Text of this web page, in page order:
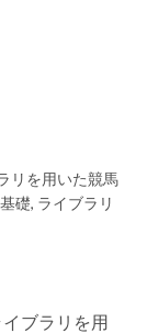
リを用いた競馬
礎, ライブラリ
ブラリを用